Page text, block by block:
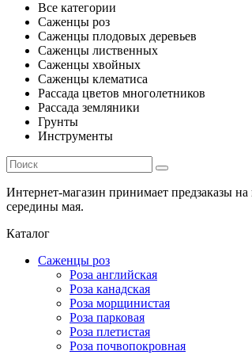
Все категории
Саженцы роз
Саженцы плодовых деревьев
Саженцы лиственных
Саженцы хвойных
Саженцы клематиса
Рассада цветов многолетников
Рассада земляники
Грунты
Инструменты
Интернет-магазин принимает предзаказы
середины мая.
Каталог
Саженцы роз
Роза английская
Роза канадская
Роза морщинистая
Роза парковая
Роза плетистая
Роза почвопокровная